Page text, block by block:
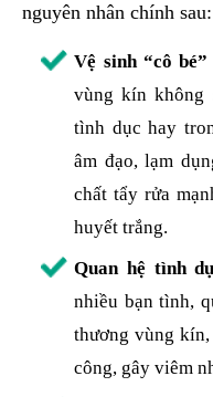
nguyên nhân chính sau:
Vệ sinh “cô
vùng kín không
tình dục hay
âm đạo, lạm
chất tẩy rửa
huyết trắng.
Quan hệ tình
nhiều bạn tình,
thương vùng
công, gây viêm